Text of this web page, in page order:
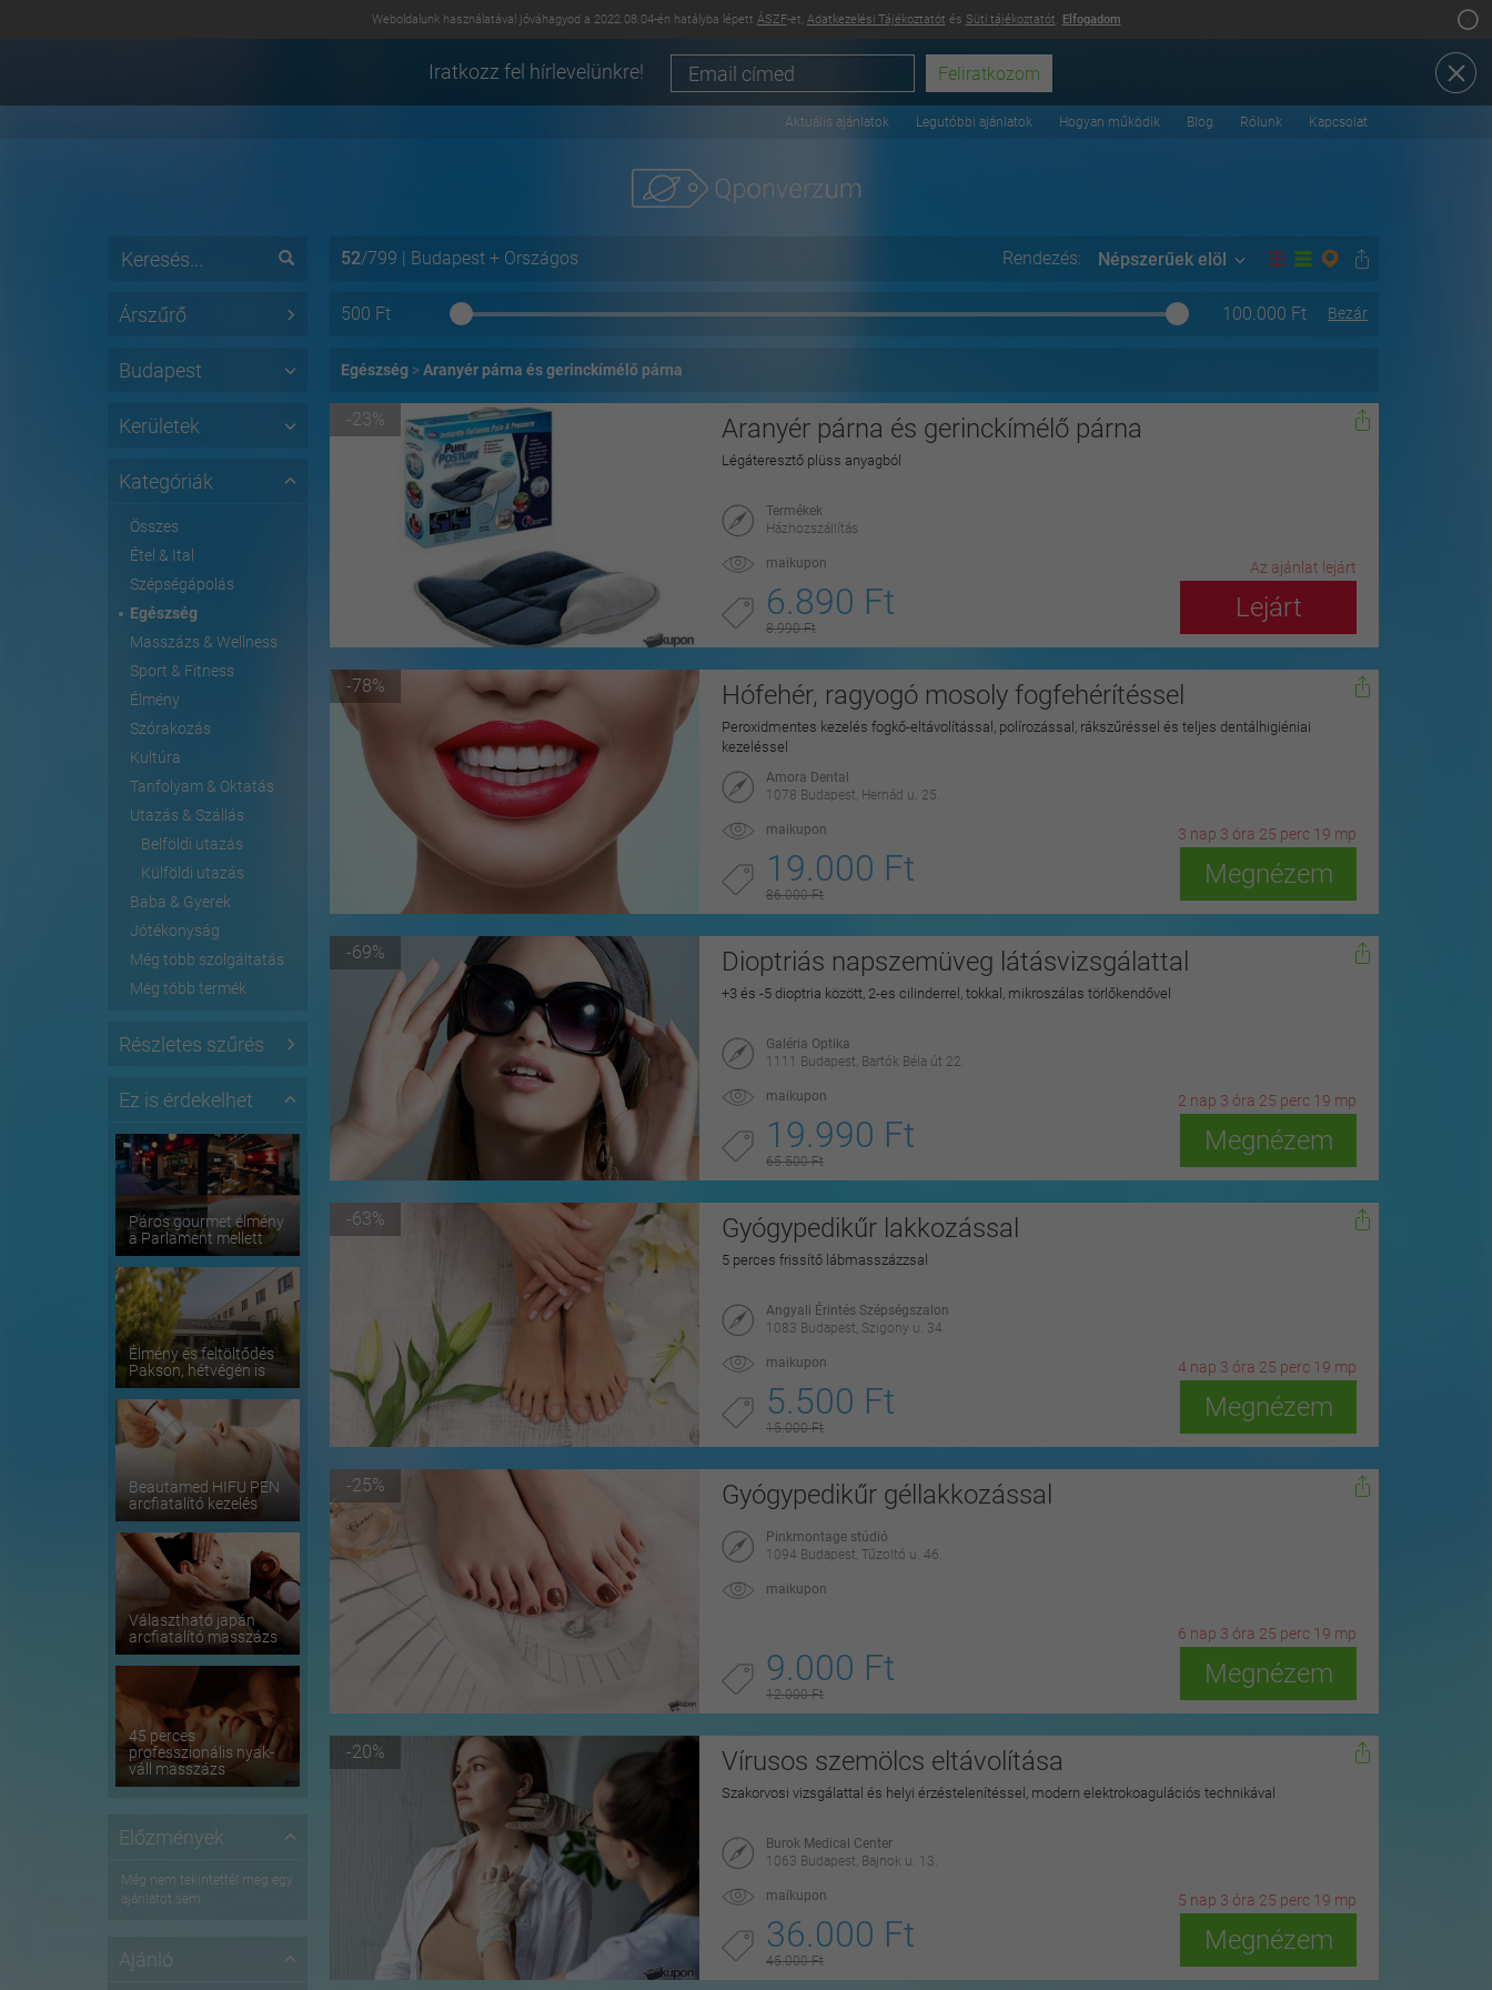
Weboldalunk használatával jóváhagyod a 2022.08.04-én hatályba lépett ÁSZF-et, Adatkezelési Tájékoztatót és Süti tájékoztatót. Elfogadom
Iratkozz fel hírlevelünkre!
Aktuális ajánlatok Legutóbbi ajánlatok Hogyan működik Blog Rólunk Kapcsolat
Árszűrő
Budapest
Kerületek
Kategóriák
Összes
Étel & Ital
Szépségápolás
Egészség
Masszázs & Wellness
Sport & Fitness
Élmény
Szórakozás
Kultúra
Tanfolyam & Oktatás
Utazás & Szállás
Belföldi utazás
Külföldi utazás
Baba & Gyerek
Jótékonyság
Még több szolgáltatás
Még több termék
Részletes szűrés
Ez is érdekelhet
Páros gourmet élmény
a Parlament mellett
Élmény és feltöltődés
Pakson, hétvégén is
Beautamed HIFU PEN
arcfiatalító kezelés
Választható japán
arcfiatalító masszázs
45 perces
professzionális nyak-
váll masszázs
Előzmények
Még nem tekintettél meg egy
ajánlatot sem
Ajánló
52/799 | Budapest + Országos Rendezés: Népszerűek elöl
500 Ft Bezár
100.000 Ft
Egészség Aranyér párna és gerinckímélő párna
-23% Aranyér párna és gerinckímélő párna
Légáteresztő plüss anyagból
Termékek
Házhozszállítás
maikupon Az ajánlat lejárt
6.890 Ft
8.990 Ft
Lejárt
-78% Hófehér, ragyogó mosoly fogfehérítéssel
Peroxidmentes kezelés fogkő-eltávolítással, polírozással, rákszűréssel és teljes dentálhigiéniai
kezeléssel
Amora Dental
1078 Budapest, Hernád u. 25.
maikupon 3 nap 3 óra 25 perc 17 mp
19.000 Ft
86.000 Ft
Megnézem
-69% Dioptriás napszemüveg látásvizsgálattal
+3 és -5 dioptria között, 2-es cilinderrel, tokkal, mikroszálas törlőkendővel
Galéria Optika
1111 Budapest, Bartók Béla út 22.
maikupon 2 nap 3 óra 25 perc 17 mp
19.990 Ft
65.500 Ft
Megnézem
-63% Gyógypedikűr lakkozással
5 perces frissítő lábmasszázzsal
Angyali Érintés Szépségszalon
1083 Budapest, Szigony u. 34.
maikupon 4 nap 3 óra 25 perc 17 mp
5.500 Ft
15.000 Ft
Megnézem
-25% Gyógypedikűr géllakkozással
Pinkmontage stúdió
1094 Budapest, Tűzoltó u. 46.
maikupon
6 nap 3 óra 25 perc 17 mp
9.000 Ft
12.000 Ft
Megnézem
-20% Vírusos szemölcs eltávolítása
Szakorvosi vizsgálattal és helyi érzéstelenítéssel, modern elektrokoagulációs technikával
Burok Medical Center
1063 Budapest, Bajnok u. 13.
maikupon 5 nap 3 óra 25 perc 17 mp
36.000 Ft
45.000 Ft
Megnézem